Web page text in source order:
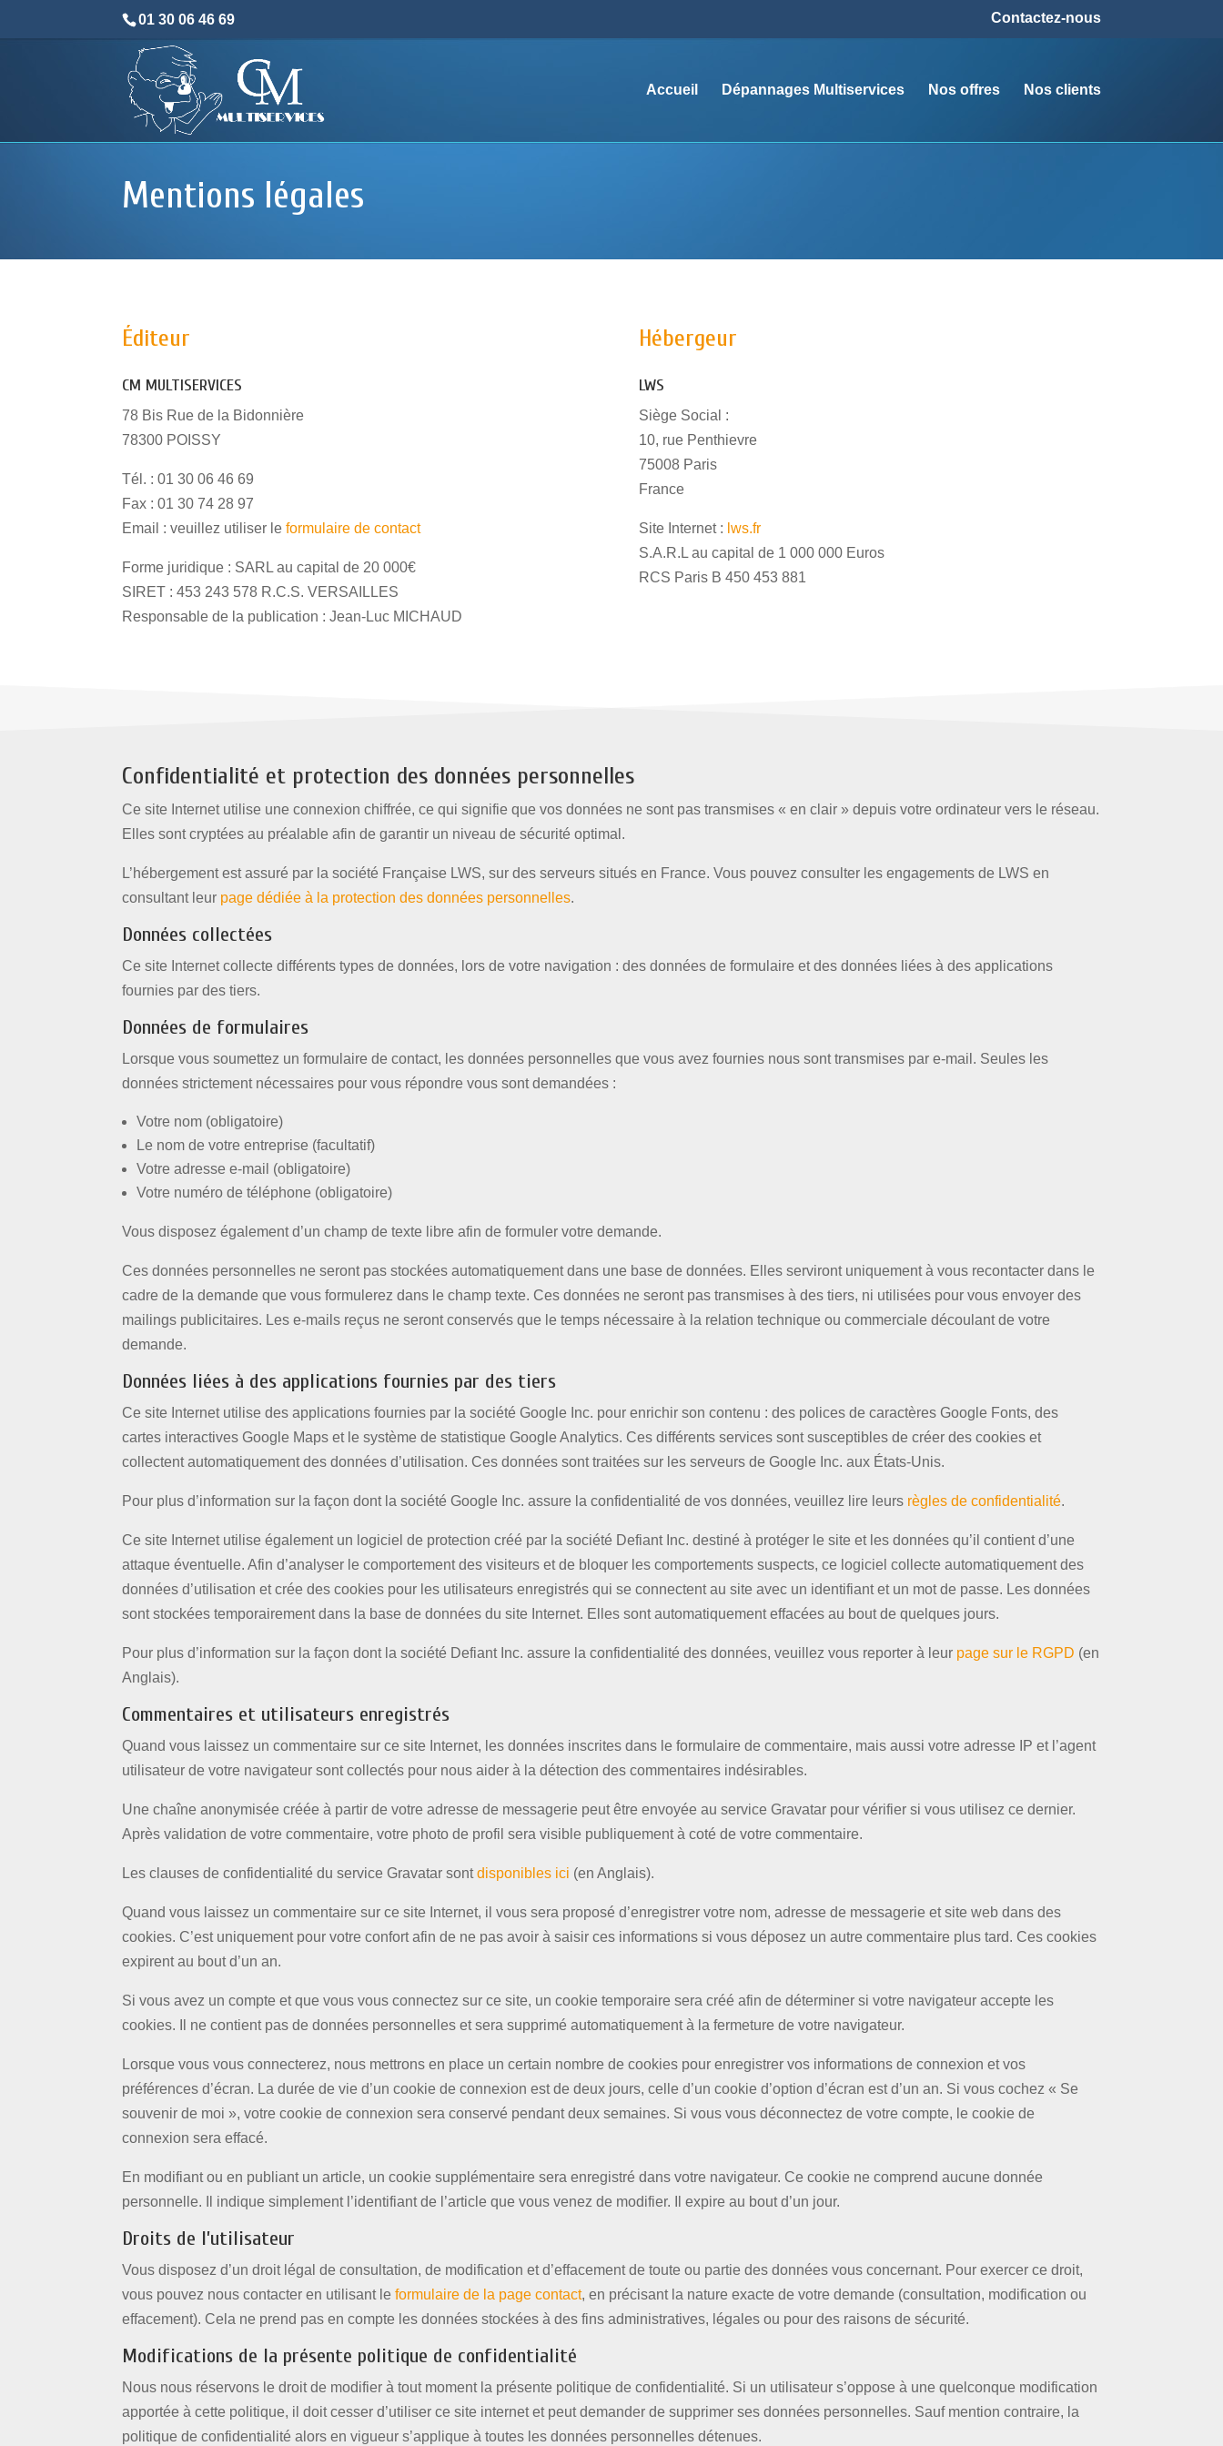
01 30 06 46 69 Contactez-nous
Accueil Dépannages Multiservices Nos offres Nos clients
Mentions légales
Éditeur
CM MULTISERVICES
78 Bis Rue de la Bidonnière
78300 POISSY
Tél. : 01 30 06 46 69
Fax : 01 30 74 28 97
Email : veuillez utiliser leformulaire de contact
Forme juridique : SARL au capital de 20 000€
SIRET : 453 243 578 R.C.S. VERSAILLES
Responsable de la publication : Jean-Luc MICHAUD
Hébergeur
LWS
Siège Social :
10, rue Penthievre
75008 Paris
France
Site Internet : lws.fr
S.A.R.L au capital de 1 000 000 Euros
RCS Paris B 450 453 881
Confidentialité et protection des données personnelles
Ce site Internet utilise une connexion chiffrée, ce qui signifie que vos données ne sont pas transmises « en clair » depuis votre ordinateur vers le réseau.
Elles sont cryptées au préalable afin de garantir un niveau de sécurité optimal.
L’hébergement est assuré par la société Française LWS, sur des serveurs situés en France. Vous pouvez consulter les engagements de LWS en
consultant leur page dédiée à la protection des données personnelles.
Données collectées
Ce site Internet collecte différents types de données, lors de votre navigation : des données de formulaire et des données liées à des applications
fournies par des tiers.
Données de formulaires
Lorsque vous soumettez un formulaire de contact, les données personnelles que vous avez fournies nous sont transmises par e-mail. Seules les
données strictement nécessaires pour vous répondre vous sont demandées :
Votre nom (obligatoire)
Le nom de votre entreprise (facultatif)
Votre adresse e-mail (obligatoire)
Votre numéro de téléphone (obligatoire)
Vous disposez également d’un champ de texte libre afin de formuler votre demande.
Ces données personnelles ne seront pas stockées automatiquement dans une base de données. Elles serviront uniquement à vous recontacter dans le
cadre de la demande que vous formulerez dans le champ texte. Ces données ne seront pas transmises à des tiers, ni utilisées pour vous envoyer des
mailings publicitaires. Les e-mails reçus ne seront conservés que le temps nécessaire à la relation technique ou commerciale découlant de votre
demande.
Données liées à des applications fournies par des tiers
Ce site Internet utilise des applications fournies par la société Google Inc. pour enrichir son contenu : des polices de caractères Google Fonts, des
cartes interactives Google Maps et le système de statistique Google Analytics. Ces différents services sont susceptibles de créer des cookies et
collectent automatiquement des données d’utilisation. Ces données sont traitées sur les serveurs de Google Inc. aux États-Unis.
Pour plus d’information sur la façon dont la société Google Inc. assure la confidentialité de vos données, veuillez lire leurs règles de confidentialité.
Ce site Internet utilise également un logiciel de protection créé par la société Defiant Inc. destiné à protéger le site et les données qu’il contient d’une
attaque éventuelle. Afin d’analyser le comportement des visiteurs et de bloquer les comportements suspects, ce logiciel collecte automatiquement des
données d’utilisation et crée des cookies pour les utilisateurs enregistrés qui se connectent au site avec un identifiant et un mot de passe. Les données
sont stockées temporairement dans la base de données du site Internet. Elles sont automatiquement effacées au bout de quelques jours.
Pour plus d’information sur la façon dont la société Defiant Inc. assure la confidentialité des données, veuillez vous reporter à leur page sur le RGPD (en
Anglais).
Commentaires et utilisateurs enregistrés
Quand vous laissez un commentaire sur ce site Internet, les données inscrites dans le formulaire de commentaire, mais aussi votre adresse IP et l’agent
utilisateur de votre navigateur sont collectés pour nous aider à la détection des commentaires indésirables.
Une chaîne anonymisée créée à partir de votre adresse de messagerie peut être envoyée au service Gravatar pour vérifier si vous utilisez ce dernier.
Après validation de votre commentaire, votre photo de profil sera visible publiquement à coté de votre commentaire.
Les clauses de confidentialité du service Gravatar sontdisponibles ici (en Anglais).
Quand vous laissez un commentaire sur ce site Internet, il vous sera proposé d’enregistrer votre nom, adresse de messagerie et site web dans des
cookies. C’est uniquement pour votre confort afin de ne pas avoir à saisir ces informations si vous déposez un autre commentaire plus tard. Ces cookies
expirent au bout d’un an.
Si vous avez un compte et que vous vous connectez sur ce site, un cookie temporaire sera créé afin de déterminer si votre navigateur accepte les
cookies. Il ne contient pas de données personnelles et sera supprimé automatiquement à la fermeture de votre navigateur.
Lorsque vous vous connecterez, nous mettrons en place un certain nombre de cookies pour enregistrer vos informations de connexion et vos
préférences d’écran. La durée de vie d’un cookie de connexion est de deux jours, celle d’un cookie d’option d’écran est d’un an. Si vous cochez « Se
souvenir de moi », votre cookie de connexion sera conservé pendant deux semaines. Si vous vous déconnectez de votre compte, le cookie de
connexion sera effacé.
En modifiant ou en publiant un article, un cookie supplémentaire sera enregistré dans votre navigateur. Ce cookie ne comprend aucune donnée
personnelle. Il indique simplement l’identifiant de l’article que vous venez de modifier. Il expire au bout d’un jour.
Droits de l’utilisateur
Vous disposez d’un droit légal de consultation, de modification et d’effacement de toute ou partie des données vous concernant. Pour exercer ce droit,
vous pouvez nous contacter en utilisant leformulaire de la page contact, en précisant la nature exacte de votre demande (consultation, modification ou
effacement). Cela ne prend pas en compte les données stockées à des fins administratives, légales ou pour des raisons de sécurité.
Modifications de la présente politique de confidentialité
Nous nous réservons le droit de modifier à tout moment la présente politique de confidentialité. Si un utilisateur s’oppose à une quelconque modification
apportée à cette politique, il doit cesser d’utiliser ce site internet et peut demander de supprimer ses données personnelles. Sauf mention contraire, la
politique de confidentialité alors en vigueur s’applique à toutes les données personnelles détenues.